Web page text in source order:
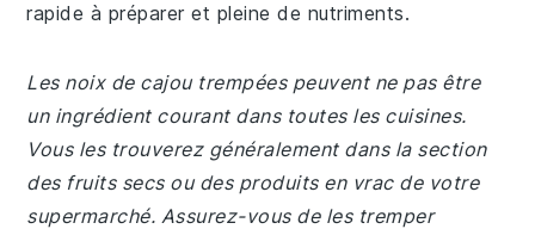
rapide à préparer et pleine de nutriments.
Les noix de cajou trempées peuvent ne pas être
un ingrédient courant dans toutes les cuisines.
Vous les trouverez généralement dans la section
des fruits secs ou des produits en vrac de votre
supermarché. Assurez-vous de les tremper